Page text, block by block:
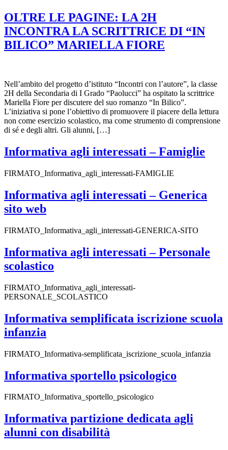
OLTRE LE PAGINE: LA 2H
INCONTRA LA SCRITTRICE DI “IN
BILICO” MARIELLA FIORE
Nell’ambito del progetto d’istituto “Incontri con l’autore”, la classe
2H della Secondaria di I Grado “Paolucci” ha ospitato la scrittrice
Mariella Fiore per discutere del suo romanzo “In Bilico”.
L’iniziativa si pone l’obiettivo di promuovere il piacere della lettura
non come esercizio scolastico, ma come strumento di comprensione
di sé e degli altri. Gli alunni, […]
Informativa agli interessati – Famiglie
FIRMATO_Informativa_agli_interessati-FAMIGLIE
Informativa agli interessati – Generica
sito web
FIRMATO_Informativa_agli_interessati-GENERICA-SITO
Informativa agli interessati – Personale
scolastico
FIRMATO_Informativa_agli_interessati-
PERSONALE_SCOLASTICO
Informativa semplificata iscrizione scuola
infanzia
FIRMATO_Informativa-semplificata_iscrizione_scuola_infanzia
Informativa sportello psicologico
FIRMATO_Informativa_sportello_psicologico
Informativa partizione dedicata agli
alunni con disabilità